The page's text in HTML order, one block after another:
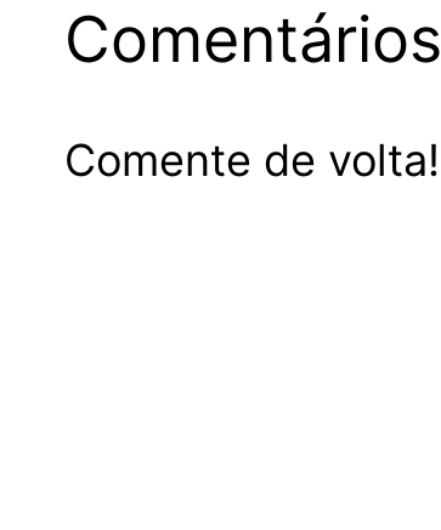
Comentários
Comente de volta!